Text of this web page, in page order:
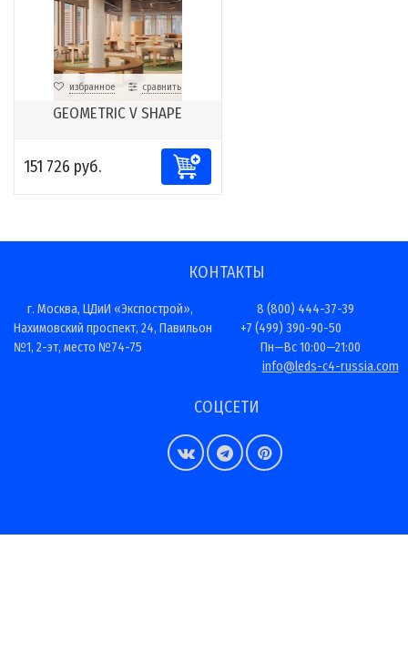
избранное сравнить
GEOMETRIC V SHAPE
151 726 руб.
КОНТАКТЫ
г. Москва, ЦДиИ «Экспострой»,
Нахимовский проспект, 24, Павильон
№1, 2-эт, место №74-75
8 (800) 444-37-39
+7 (499) 390-90-50
Пн—Вс 10:00—21:00
info@leds-c4-russia.com
СОЦСЕТИ